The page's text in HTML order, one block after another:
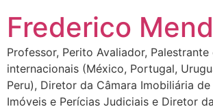
para
conteúdo
Frederico
Professor, Perito Avaliador,
internacionais (México, Portugal,
Peru), Diretor da Câmara Imobiliária
Imóveis e Perícias Judiciais e Diretor